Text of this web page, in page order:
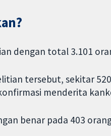
dengan total 3.101
tersebut, sekitar
menderita
benar pada 403